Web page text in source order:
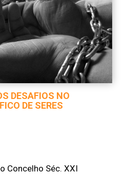
DESAFIOS NO
DE SERES
Concelho Séc. XXI